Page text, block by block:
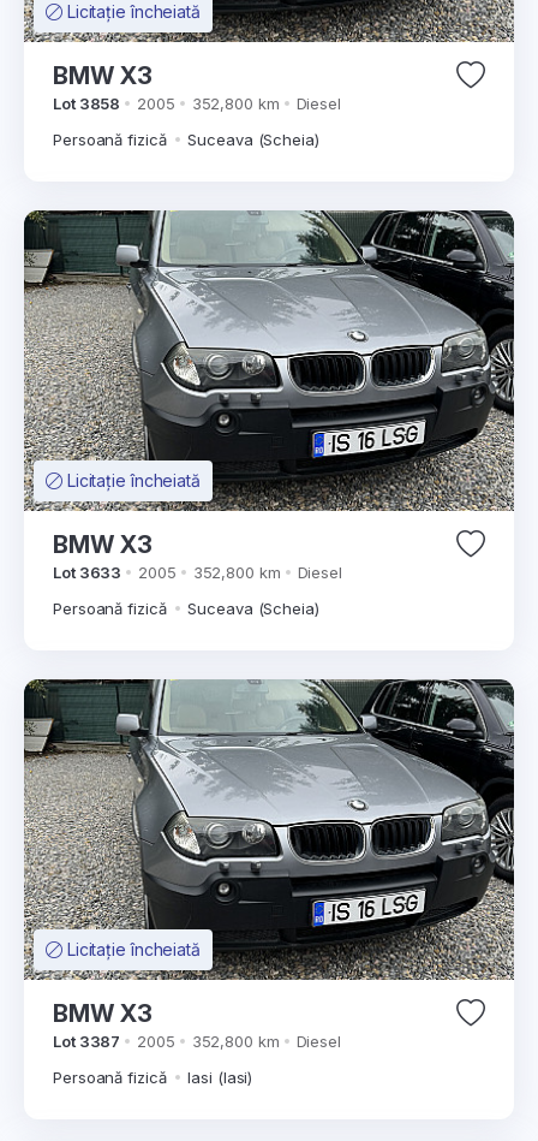
Licitație încheiată
BMW X3
Lot 3858 2005 352,800 km
Diesel
Persoană fizică
Suceava (Scheia)
Licitație încheiată
BMW X3
Lot 3633 2005 352,800 km
Diesel
Persoană fizică
Suceava (Scheia)
Licitație încheiată
BMW X3
Lot 3387 2005 352,800 km
Diesel
Persoană fizică
Iasi (Iasi)